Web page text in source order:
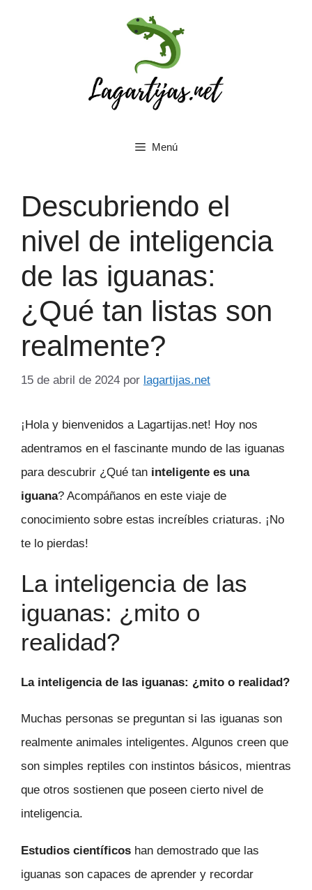
Menú
Descubriendo el
nivel de inteligencia
de las iguanas:
¿Qué tan listas son
realmente?
15 de abril de 2024 por lagartijas.net
¡Hola y bienvenidos a Lagartijas.net! Hoy nos
adentramos en el fascinante mundo de las iguanas
para descubrir ¿Qué tan inteligente es una
iguana? Acompáñanos en este viaje de
conocimiento sobre estas increíbles criaturas. ¡No
te lo pierdas!
La inteligencia de las
iguanas: ¿mito o
realidad?
La inteligencia de las iguanas: ¿mito o realidad?
Muchas personas se preguntan si las iguanas son
realmente animales inteligentes. Algunos creen que
son simples reptiles con instintos básicos, mientras
que otros sostienen que poseen cierto nivel de
inteligencia.
Estudios científicos han demostrado que las
iguanas son capaces de aprender y recordar